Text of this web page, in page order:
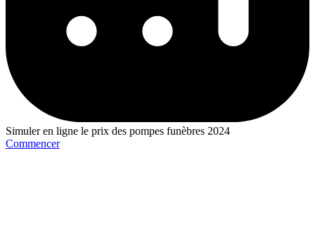
Simuler en ligne le prix des pompes funèbres 2024
Commencer